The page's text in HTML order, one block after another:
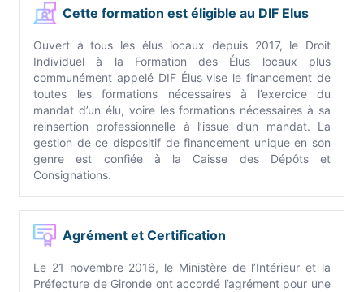
Cette formation est éligible au DIF Elus
Ouvert à tous les élus locaux depuis 2017, le Droit
Individuel à la Formation des Élus locaux plus
communément appelé DIF Élus vise le financement de
toutes les formations nécessaires à l’exercice du
mandat d’un élu, voire les formations nécessaires à sa
réinsertion professionnelle à l’issue d’un mandat. La
gestion de ce dispositif de financement unique en son
genre est confiée à la Caisse des Dépôts et
Consignations.
Agrément et Certification
Le 21 novembre 2016, le Ministère de l’Intérieur et la
Préfecture de Gironde ont accordé l’agrément pour une